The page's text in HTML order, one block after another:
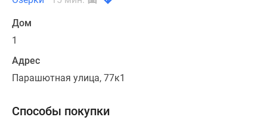
Дом
1
Адрес
Парашютная улица, 77к1
Способы покупки